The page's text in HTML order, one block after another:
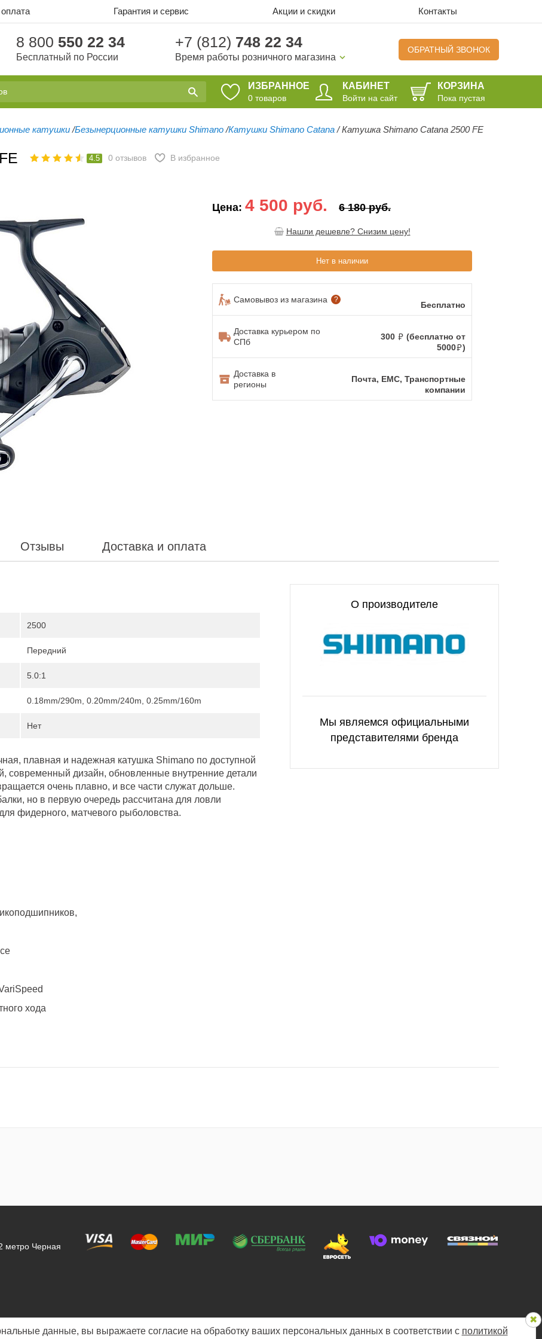
Гарантия и сервис Акции и скидки Контакты
8 800 550 22 34
Бесплатный по России
+7 (812) 748 22 34
Время работы розничного магазина
ОБРАТНЫЙ ЗВОНОК
ИЗБРАННОЕ
0 товаров
КАБИНЕТ
Войти на сайт
КОРЗИНА
Пока пустая
катушки /Безынерционные катушки Shimano /Катушки Shimano Catana /Катушка Shimano Catana 2500 FE
4.5 0 отзывов В избранное
Цена: 4 500 руб. 6 180 руб.
Нашли дешевле? Снизим цену!
Нет в наличии
Самовывоз из магазина ?
Бесплатно
Доставка курьером по
СПб
300
(бесплатно от
5000
)
Доставка в
регионы
Почта, ЕМС, Транспортные
компании
Отзывы Доставка и оплата
О производителе
Мы являемся официальными
представителями бренда
2500
Передний
5.0:1
0.18mm/290m, 0.20mm/240m, 0.25mm/160m
Нет
плавная и надежная катушка Shimano по доступной
современный дизайн, обновленные внутренние детали
очень плавно, и все части служат дольше.
но в первую очередь рассчитана для ловли
фидерного, матчевого рыболовства.
хода
метро Черная
данные, вы выражаете согласие на обработку ваших персональных данных в соответствии с политикой